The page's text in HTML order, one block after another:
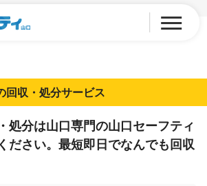
マシン回収・処分
回収・処分サービス
処分は山口専門の山口セーフティ
ださい。 最短即日でなんでも回収